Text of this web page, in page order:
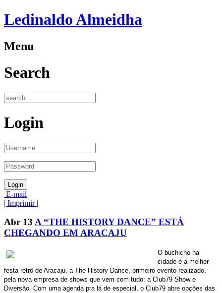
Ledinaldo Almeidha
Menu
Search
Login
E-mail
| Imprimir |
Abr 13 A “THE HISTORY DANCE” ESTÁ
CHEGANDO EM ARACAJU
O buchicho na
cidade é a melhor
festa retrô de Aracaju, a The History Dance, primeiro evento realizado,
pela nova empresa de shows que vem com tudo: a Club79 Show e
Diversão. Com uma agenda pra lá de especial, o Club79 abre opções das